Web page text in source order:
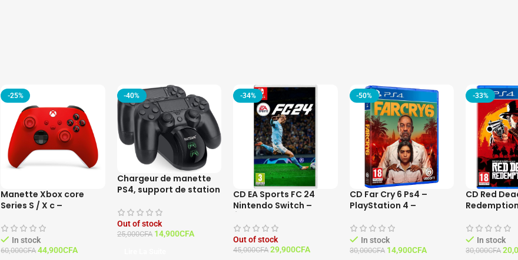
-25%
Manette Xbox core
Series S / X c –
In stock
60,000CFA 44,900CFA
-40%
Chargeur de manette
PS4, support de station
PS4
Out of stock
25,000CFA 14,900CFA
-34%
CD EA Sports FC 24
Nintendo Switch –
Français
Out of stock
45,000CFA 29,900CFA
-50%
CD Far Cry 6 Ps4 –
PlayStation 4 –
In stock
30,000CFA 14,900CFA
-33%
CD Red
Français
In stock
30,000CFA